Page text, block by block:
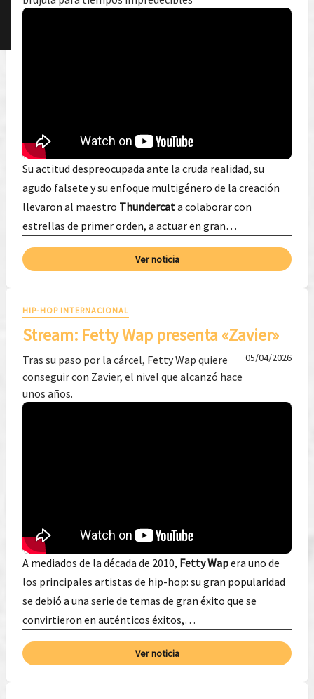
Su actitud despreocupada ante la cruda realidad, su
agudo falsete y su enfoque multigénero de la creación
llevaron al maestro Thundercata colaborar con
estrellas de primer orden, a actuar en gran…
Ver noticia
HIP-HOP INTERNACIONAL
Stream: Fetty Wap presenta «Zavier»
Tras su paso por la cárcel, Fetty Wap quiere
conseguir con Zavier, el nivel que alcanzó hace
unos años.
05/04/2026
A mediados de la década de 2010, Fetty Wapera uno de
los principales artistas de hip-hop: su gran popularidad
se debió a una serie de temas de gran éxito que se
convirtieron en auténticos éxitos,…
Ver noticia